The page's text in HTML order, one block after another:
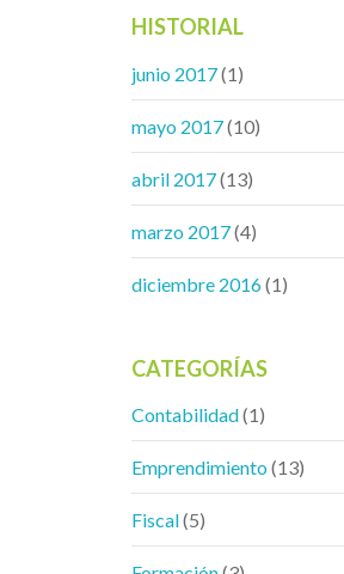
HISTORIAL
junio 2017(1)
mayo 2017(10)
abril 2017(13)
marzo 2017(4)
diciembre 2016(1)
CATEGORÍAS
Contabilidad(1)
Emprendimiento (13)
Fiscal(5)